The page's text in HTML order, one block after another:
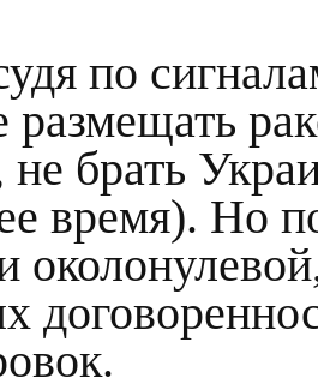
по
размещать
брать
время). Но